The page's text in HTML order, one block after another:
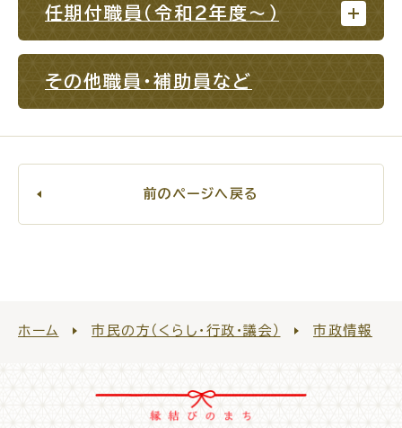
高齢者・介護 病気・ケガ
おくやみ
目的から探す
防災
任期付職員（令和２年度～）
その他職員・補助員など
前のページへ戻る
ホーム 市民の方（くらし・行政・議会） 市政情報